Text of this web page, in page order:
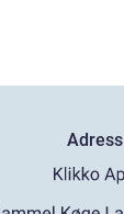
Adress